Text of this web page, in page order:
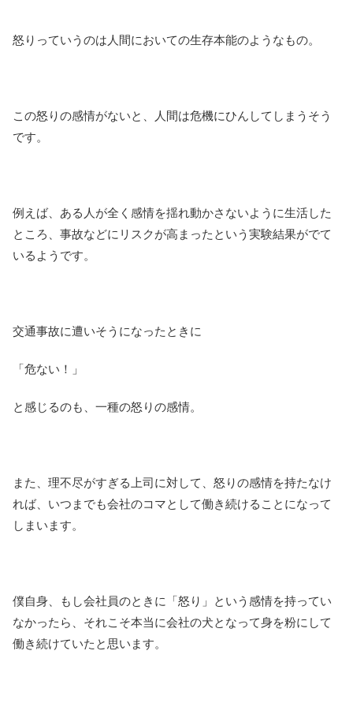
怒りっていうのは人間においての生存本能のようなもの。
この怒りの感情がないと、人間は危機にひんしてしまうそう
です。
例えば、ある人が全く感情を揺れ動かさないように生活した
ところ、事故などにリスクが高まったという実験結果がでて
いるようです。
交通事故に遭いそうになったときに
「危ない！」
と感じるのも、一種の怒りの感情。
また、理不尽がすぎる上司に対して、怒りの感情を持たなけ
れば、いつまでも会社のコマとして働き続けることになって
しまいます。
僕自身、もし会社員のときに「怒り」という感情を持ってい
なかったら、それこそ本当に会社の犬となって身を粉にして
働き続けていたと思います。